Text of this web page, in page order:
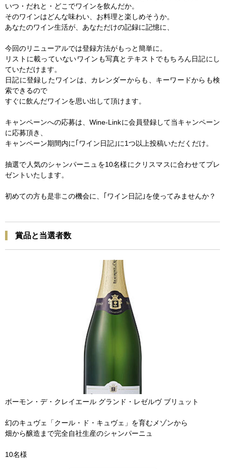
いつ・だれと・どこでワインを飲んだか。
そのワインはどんな味わい、お料理と楽しめそうか。
あなたのワイン生活が、あなただけの記録に記憶に、
今回のリニューアルでは登録方法がもっと簡単に。
リストに載っていないワインも写真とテキストでもちろん日記にし
ていただけます。
日記に登録したワインは、カレンダーからも、キーワードからも検
索できるので
すぐに飲んだワインを思い出して頂けます。
キャンペーンへの応募は、Wine-Linkに会員登録して当キャンペーン
に応募頂き、
キャンペーン期間内に｢ワイン日記｣に1つ以上投稿いただくだけ。
抽選で人気のシャンパーニュを10名様にクリスマスに合わせてプレ
ゼントいたします。
初めての方も是非この機会に、｢ワイン日記｣を使ってみませんか？
賞品と当選者数
ボーモン・デ・クレイエール グランド・レゼルヴ ブリュット
幻のキュヴェ「クール・ド・キュヴェ」を育むメゾンから
畑から醸造まで完全自社生産のシャンパーニュ
10名様